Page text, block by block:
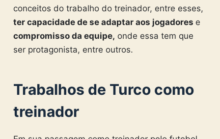
conceitos do trabalho do treinador, entre esses,
ter capacidade de se adaptar aos jogadores e
compromisso da equipe, onde essa tem que
ser protagonista, entre outros.
Trabalhos de Turco como
treinador